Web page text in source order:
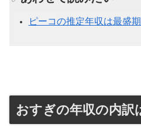
ピーコの推定年収は最盛
おすぎの年収の内訳